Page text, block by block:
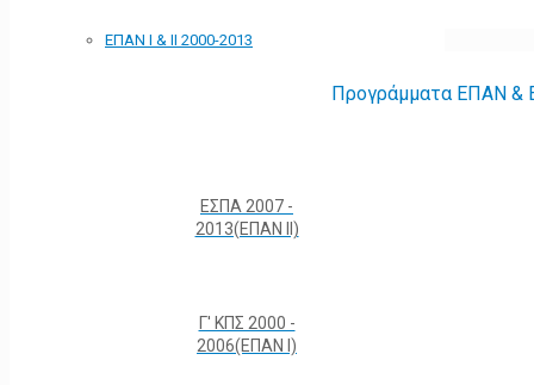
ΕΠΑΝ Ι & ΙΙ 2000-2013
Προγράμματα ΕΠΑΝ &
ΕΣΠΑ 2007 -
2013(ΕΠΑΝ ΙΙ)
Γ' ΚΠΣ 2000 -
2006(ΕΠΑΝ Ι)